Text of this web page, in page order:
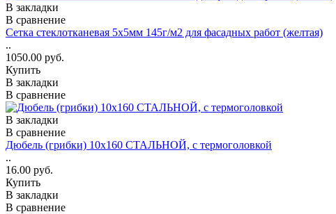
В закладки
В сравнение
Сетка стеклотканевая 5x5мм 145г/м2 для фасадных работ (желтая)
..
1050.00 руб.
Купить
В закладки
В сравнение
В закладки
В сравнение
Дюбель (грибки) 10х160 СТАЛЬНОЙ, с термоголовкой
..
16.00 руб.
Купить
В закладки
В сравнение